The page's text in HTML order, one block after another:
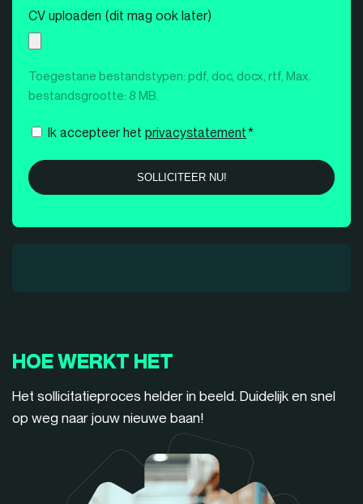
*
CV uploaden (dit mag ook later)
Toegestane bestandstypen: pdf, doc, docx, rtf, Max.
bestandsgrootte: 8 MB.
Instemming
Ik accepteer het privacystatement*
HOE WERKT HET
Het sollicitatieproces helder in beeld. Duidelijk en snel
op weg naar jouw nieuwe baan!